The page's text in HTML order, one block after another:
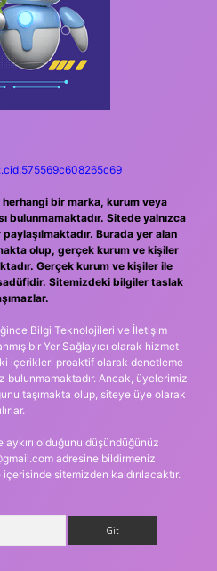
bir marka, kurum veya
bulunmamaktadır. Sitede yalnızca
paylaşılmaktadır. Burada yer alan
olup, gerçek kurum ve kişiler
Gerçek kurum ve kişiler ile
Sitemizdeki bilgiler taslak
Bilgi Teknolojileri ve İletişim
bir Yer Sağlayıcı olarak hizmet
içerikleri proaktif olarak denetleme
bulunmamaktadır. Ancak, üyelerimiz
taşımakta olup, siteye üye olarak
olduğunu düşündüğünüz
adresine bildirmeniz
sitemizden kaldırılacaktır.